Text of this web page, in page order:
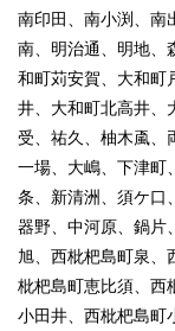
南印田、南小渕、南
南、明治通、明地、
和町苅安賀、大和町
井、大和町北高井、
受、祐久、柚木颪、
一場、大嶋、下津町
条、新清洲、須ケ口
器野、中河原、鍋片
旭、西枇杷島町泉、
枇杷島町恵比須、西
小田井、西枇杷島町